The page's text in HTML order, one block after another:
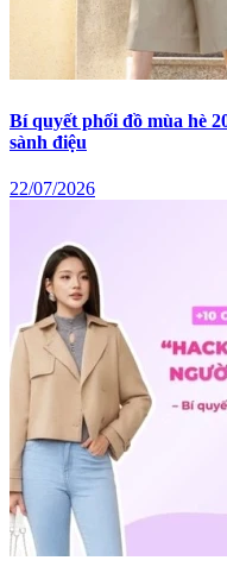
Bí quyết phối đồ mùa hè
sành điệu
22/07/2026